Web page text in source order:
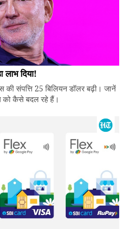
दिया!
संपत्ति 25 बिलियन डॉलर बढ़ी। जानें
को कैसे बदल रहे हैं।